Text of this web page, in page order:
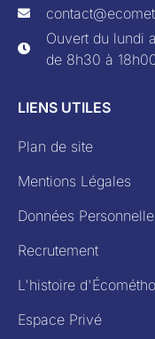
Ouvert du lundi
de 8h30 à
LIENS UTILES
Plan de site
Mentions Légales
Données
Recrutement
L'histoire
Espace Privé